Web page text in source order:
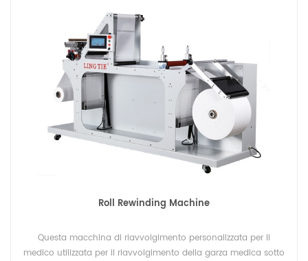
Roll Rewinding Machine
Questa macchina di riavvolgimento personalizzata per il
medico utilizzata per il riavvolgimento della garza medica sotto